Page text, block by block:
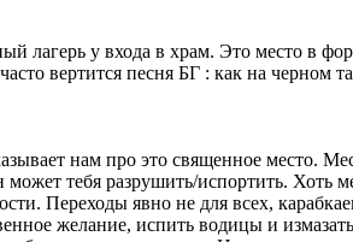
лагерь у входа в храм. Это место в
вертится песня БГ : как на черном
нам про это священное место.
тебя разрушить/испортить.
Переходы явно не для всех,
желание, испить водицы и